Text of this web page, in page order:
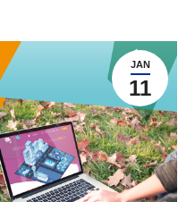
JAN
11